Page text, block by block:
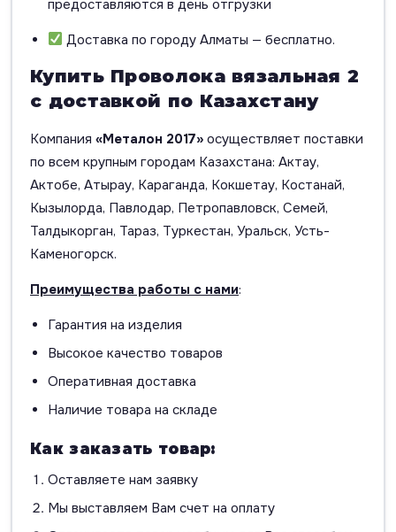
предоставляются в день отгрузки
Доставка по городу Алматы — бесплатно.
Купить Проволока вязальная 2
с доставкой по Казахстану
Компания «Металон 2017» осуществляет поставки
по всем крупным городам Казахстана: Актау,
Актобе, Атырау, Караганда, Кокшетау, Костанай,
Кызылорда, Павлодар, Петропавловск, Семей,
Талдыкорган, Тараз, Туркестан, Уральск, Усть-
Каменогорск.
Преимущества работы с нами:
Гарантия на изделия
Высокое качество товаров
Оперативная доставка
Наличие товара на складе
Как заказать товар:
Оставляете нам заявку
Мы выставляем Вам счет на оплату